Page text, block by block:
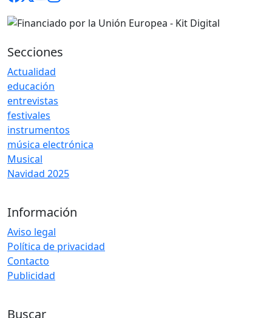
Secciones
Actualidad
educación
entrevistas
festivales
instrumentos
música electrónica
Musical
Navidad 2025
Información
Aviso legal
Política de privacidad
Contacto
Publicidad
Buscar